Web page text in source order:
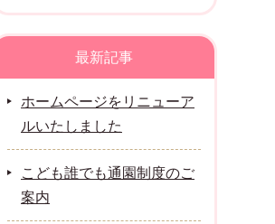
最新記事
ホームページをリニューア
ルいたしました
こども誰でも通園制度のご
案内